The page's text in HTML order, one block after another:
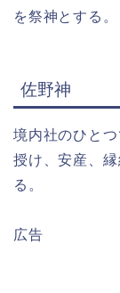
を祭神とする。
佐野神
境内社のひと
授け、安産、
る。
広告